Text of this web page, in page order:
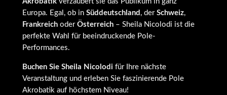
Europa. Egal, ob in Süddeutschland , der Schweiz,
Frankreichoder Österreich– Sheila Nicolodi ist die
perfekte Wahl für beeindruckende Pole-
Performances.
Buchen Sie Sheila Nicolodi für Ihre nächste
Veranstaltung und erleben Sie faszinierende Pole
Akrobatik auf höchstem Niveau!